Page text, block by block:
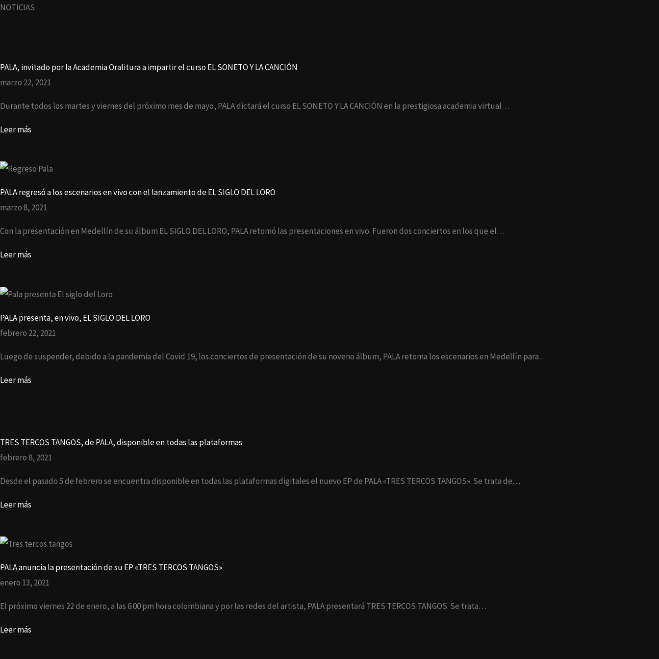
Ir
NOTICIAS
PALA, invitado por la Academia Oralitura a impartir el curso EL SONETO Y LA CANCIÓN
marzo 22, 2021
Durante todos los martes y viernes del próximo mes de mayo, PALA dictará el curso EL SONETO Y LA CANCIÓN en la prestigiosa academia virtual…
Leer más
PALA regresó a los escenarios en vivo con el lanzamiento de EL SIGLO DEL LORO
marzo 8, 2021
Con la presentación en Medellín de su álbum EL SIGLO DEL LORO, PALA retomó las presentaciones en vivo. Fueron dos conciertos en los que el…
Leer más
PALA presenta, en vivo, EL SIGLO DEL LORO
febrero 22, 2021
Luego de suspender, debido a la pandemia del Covid 19, los conciertos de presentación de su noveno álbum, PALA retoma los escenarios en Medellín para…
Leer más
TRES TERCOS TANGOS, de PALA, disponible en todas las plataformas
febrero 8, 2021
Desde el pasado 5 de febrero se encuentra disponible en todas las plataformas digitales el nuevo EP de PALA «TRES TERCOS TANGOS». Se trata de…
Leer más
PALA anuncia la presentación de su EP «TRES TERCOS TANGOS»
enero 13, 2021
El próximo viernes 22 de enero, a las 6:00 pm hora colombiana y por las redes del artista, PALA presentará TRES TERCOS TANGOS. Se trata…
Leer más